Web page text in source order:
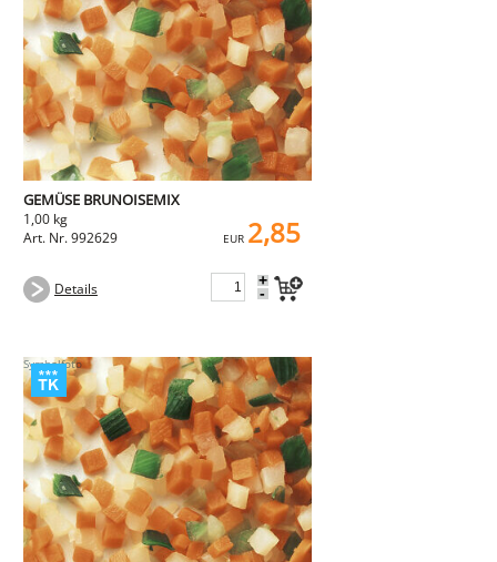
NEMETZ-DOGS
Hundefutter
nass
trocken
Belcando
Barf-Zusätze
Katzenfutter
Gutschein kaufen
GEMÜSE BRUNOISEMIX
1,00 kg
Art. Nr. 992629
EUR 2,85
Details +
-